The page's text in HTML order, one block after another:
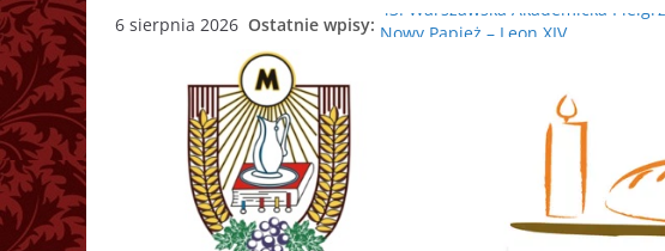
Przejdź
do
treści
6 sierpnia 2026 Ostatnie wpisy: 43. Warszawska Akademicka
Nowy Papież – Leon XIV
Adrian Galbas nowym metropolitą
Zmarł ks. prałat Kazimierz Apel